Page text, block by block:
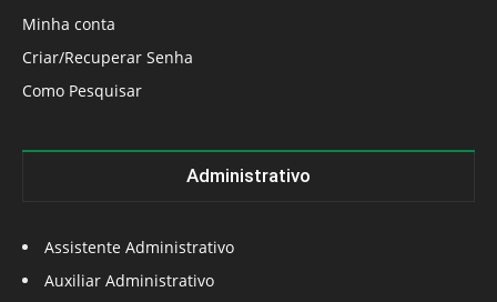
Minha conta
Criar/Recuperar Senha
Como Pesquisar
Administrativo
Assistente Administrativo
Auxiliar Administrativo